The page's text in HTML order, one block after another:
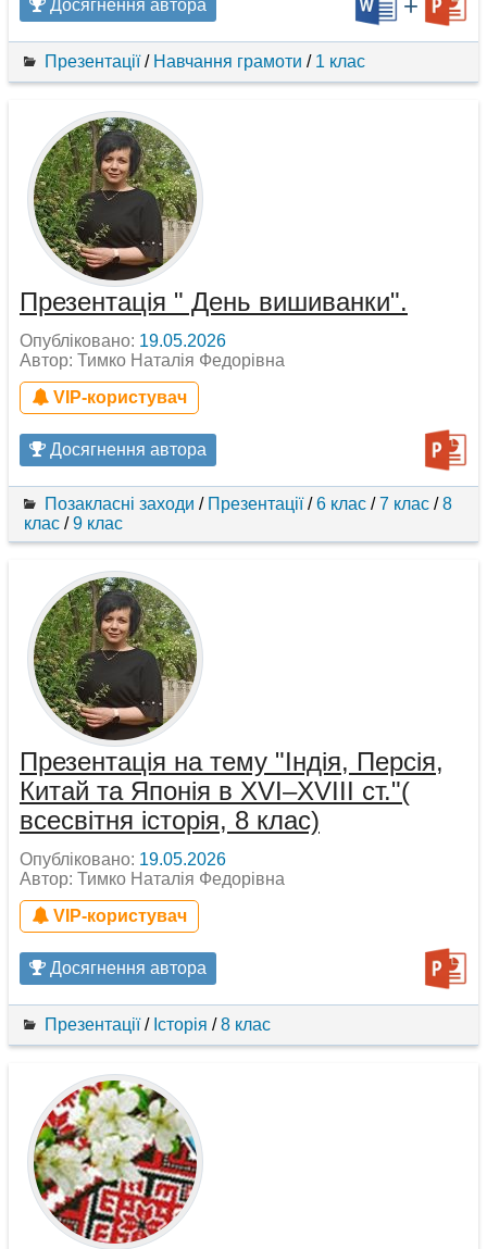
Досягнення автора
Презентації/ Навчання грамоти / 1 клас
Презентація " День вишиванки".
Опубліковано: 19.05.2026
Автор: Тимко Наталія Федорівна
VIP-користувач
Досягнення автора
Позакласні заходи / Презентації/6 клас /7 клас /8
клас /9 клас
Презентація на тему "Індія, Персія,
Китай та Японія в ХVІ–ХVІІІ ст."(
всесвітня історія, 8 клас)
Опубліковано: 19.05.2026
Автор: Тимко Наталія Федорівна
VIP-користувач
Досягнення автора
Презентації/ Історія /8 клас